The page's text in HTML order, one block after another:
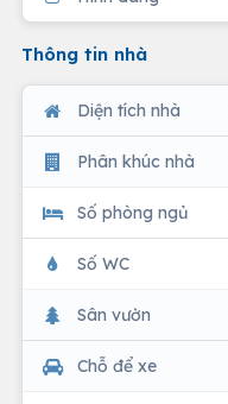
Thông tin nhà
Diện tích nhà
Phân khúc nhà
Số phòng ngủ
Số WC
Sân vườn
Chỗ để xe